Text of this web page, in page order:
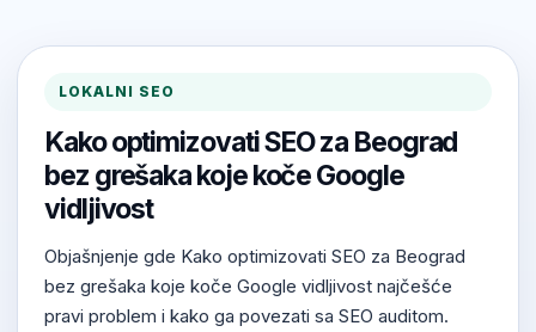
LOKALNI SEO
Kako optimizovati SEO za Beograd
bez grešaka koje koče Google
vidljivost
Objašnjenje gde Kako optimizovati SEO za Beograd
bez grešaka koje koče Google vidljivost najčešće
pravi problem i kako ga povezati sa SEO auditom.